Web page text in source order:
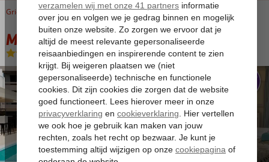
Home
Griekenland Rhodos Rhodos-Stad Majestic Hotel
Majestic Hotel
Logies en ontbijt -Hotel